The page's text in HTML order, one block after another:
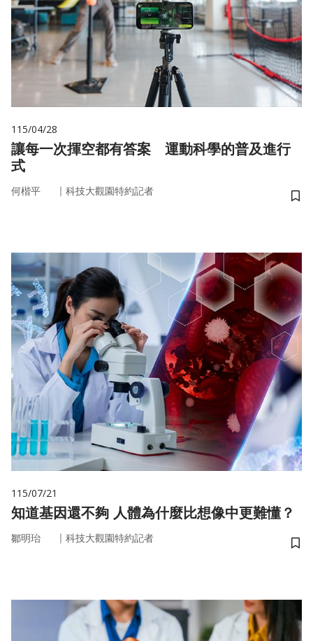
115/04/28
讓每一次揮空都有答案 運動科學的普及進行
式
何楷平 ｜ 科技大觀園特約記者
儲
115/07/21
知道基因還不夠 人體為什麼比想像中更難懂？
鄒明珆 ｜ 科技大觀園特約記者
儲